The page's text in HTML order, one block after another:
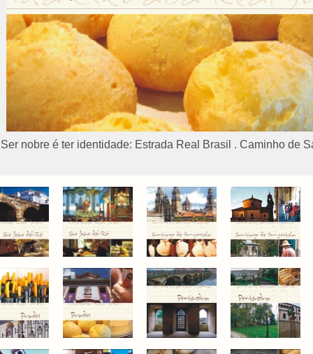
nobre é ter identidade: Estrada Real Brasil . Caminho de